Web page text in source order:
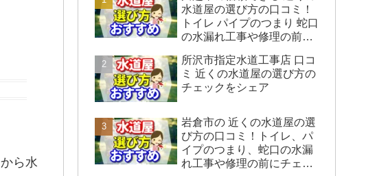
ら水
水道屋の選び方の口コミ！
トイレ パイプのつまり 蛇口
の水漏れ工事や修理の前に
します。
所沢市指定水道工事店 口コ
ミ 近くの水道屋の選び方の
チェックをシェア
岩倉市の 近くの水道屋の選
び方の口コミ！トイレ、パ
イプのつまり、蛇口の水漏
れ工事や修理の前にチェッ